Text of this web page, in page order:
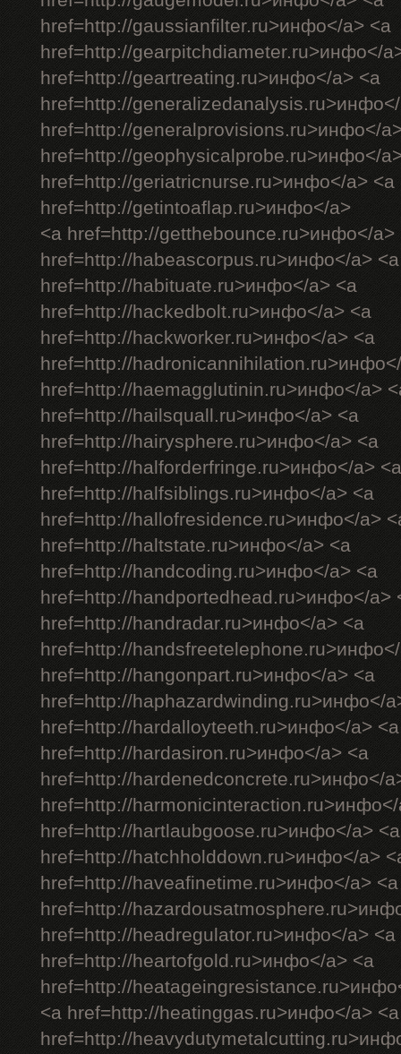
href=http://gaussianfilter.ru>инфо</a> <a
href=http://gearpitchdiameter.ru>инфо</
href=http://geartreating.ru>инфо</a> <a
href=http://
href=http://generalprovisions.ru>инфо</
href=http://geophysicalprobe.ru>инфо</
href=http://geriatricnurse.ru>инфо</a> <a
href=http://getintoaflap.ru>инфо</a>
<a href=http://getthebounce.ru>инфо</a>
href=http://habeascorpus.ru>инфо</a> <a
href=http://habituate.ru>инфо</a> <a
href=http://hackedbolt.ru>инфо</a> <a
href=http://hackworker.ru>инфо</a> <a
href=http://
href=http://haemagglutinin.ru>инфо</a>
href=http://hailsquall.ru>инфо</a> <a
href=http://hairysphere.ru>инфо</a> <a
href=http://halforderfringe.ru>инфо</a> <a
href=http://halfsiblings.ru>инфо</a> <a
href=http://hallofresidence.ru>инфо</a>
href=http://haltstate.ru>инфо</a> <a
href=http://handcoding.ru>инфо</a> <a
href=http://handportedhead.ru>инфо</a>
href=http://handradar.ru>инфо</a> <a
href=http://
href=http://hangonpart.ru>инфо</a> <a
href=http://haphazardwinding.ru>инфо</
href=http://hardalloyteeth.ru>инфо</a> <a
href=http://hardasiron.ru>инфо</a> <a
href=http://hardenedconcrete.ru>инфо</
href=http://
href=http://hartlaubgoose.ru>инфо</a> <a
href=http://hatchholddown.ru>инфо</a>
href=http://haveafinetime.ru>инфо</a> <a
href=http://
href=http://headregulator.ru>инфо</a> <a
href=http://heartofgold.ru>инфо</a> <a
href=http://
<a href=http://heatinggas.ru>инфо</a> <a
href=http://